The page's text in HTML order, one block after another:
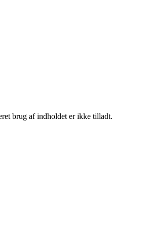
brug af indholdet er ikke tilladt.